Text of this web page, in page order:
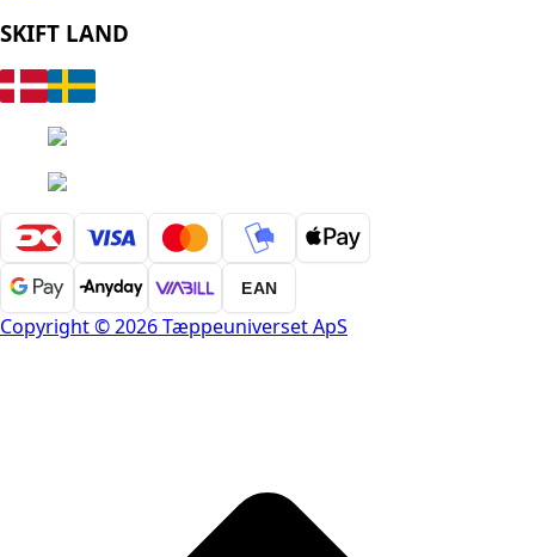
SKIFT LAND
EAN
Copyright © 2026 Tæppeuniverset ApS